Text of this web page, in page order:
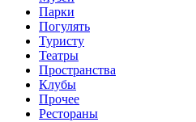
Парки
Погулять
Туристу
Театры
Пространства
Клубы
Прочее
Рестораны